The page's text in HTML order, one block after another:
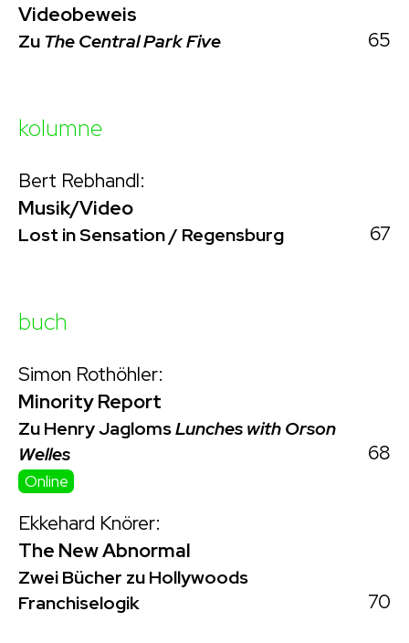
Videobeweis
ZuThe Central Park Five 65
kolumne
Bert Rebhandl:
Musik/Video
Lost in Sensation / Regensburg 67
buch
Simon Rothöhler:
Minority Report
Zu Henry JaglomsLunches with Orson
Welles
Online
68
Ekkehard Knörer:
The New Abnormal
Zwei Bücher zu Hollywoods
Franchiselogik
70